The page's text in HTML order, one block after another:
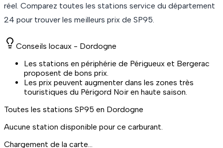
réel. Comparez toutes les stations service du département
24 pour trouver les meilleurs prix de SP95.
Conseils locaux - Dordogne
Les stations en périphérie de Périgueux et Bergerac
proposent de bons prix.
Les prix peuvent augmenter dans les zones très
touristiques du Périgord Noir en haute saison.
Toutes les stations SP95 en Dordogne
Aucune station disponible pour ce carburant.
Chargement de la carte...